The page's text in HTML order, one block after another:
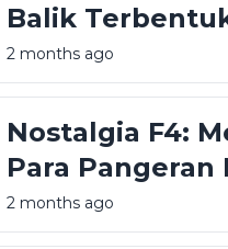
Balik
Pernah
2 months ago
Nostalgia F4:
Para Pangeran
yang Kini
2 months ago